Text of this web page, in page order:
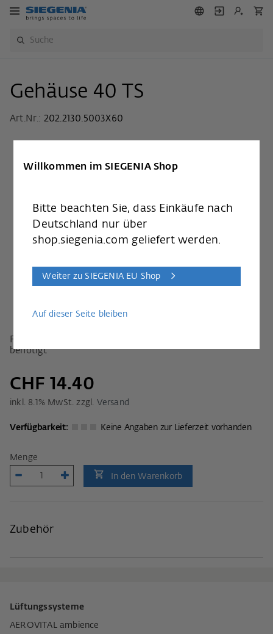
Gehäuse 40 TS
Art.Nr.: 202.2130.5003X60
Für ein komplettes Set werden 2 Stk Gehäuse 40 TS
benötigt
CHF 14.40
inkl. 8.1 % MwSt. zzgl. Versand
Verfügbarkeit: Keine Angaben zur Lieferzeit vorhanden
Menge
In den Warenkorb
Zubehör
Lüftungssysteme
AEROVITAL ambience
Willkommen im SIEGENIA Shop
Bitte beachten Sie, dass Einkäufe nach
Deutschland nur über
shop.siegenia.com geliefert werden.
Weiter zu SIEGENIA EU Shop
Auf dieser Seite bleiben